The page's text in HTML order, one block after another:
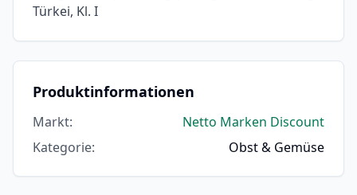
Türkei, Kl. I
Produktinformationen
Markt:
Netto Marken Discount
Kategorie: Obst & Gemüse